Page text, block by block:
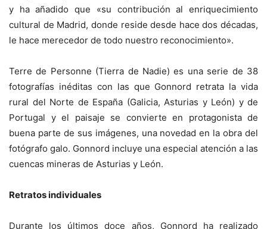
y ha añadido que «su contribución al enriquecimiento
cultural de Madrid, donde reside desde hace dos décadas,
le hace merecedor de todo nuestro reconocimiento».
Terre de Personne (Tierra de Nadie) es una serie de 38
fotografías inéditas con las que Gonnord retrata la vida
rural del Norte de España (Galicia, Asturias y León) y de
Portugal y el paisaje se convierte en protagonista de
buena parte de sus imágenes, una novedad en la obra del
fotógrafo galo. Gonnord incluye una especial atención a las
cuencas mineras de Asturias y León.
Retratos individuales
Durante los últimos doce años, Gonnord ha realizado